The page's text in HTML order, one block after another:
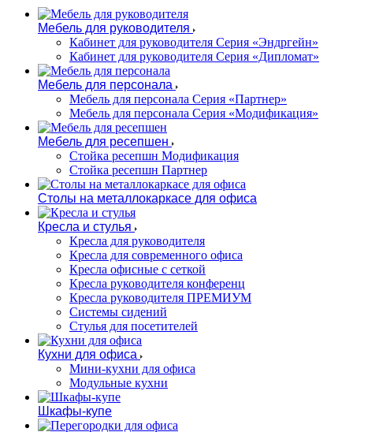
Мебель для руководителя
Кабинет для руководителя Серия «Эндргейн»
Кабинет для руководителя Серия «Дипломат»
Мебель для персонала
Мебель для персонала Серия «Партнер»
Мебель для персонала Серия «Модификация»
Мебель для ресепшен
Стойка ресепшн Модификация
Стойка ресепшн Партнер
Столы на металлокаркасе для офиса
Кресла и стулья
Кресла для руководителя
Кресла для современного офиса
Кресла офисные с сеткой
Кресла руководителя конференц
Кресла руководителя ПРЕМИУМ
Системы сидений
Стулья для посетителей
Кухни для офиса
Мини-кухни для офиса
Модульные кухни
Шкафы-купе